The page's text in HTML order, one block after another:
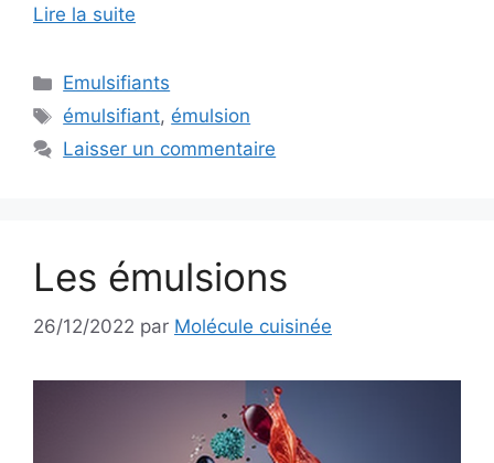
Lire la suite
Catégories
Emulsifiants
Étiquettes
émulsifiant, émulsion
Laisser un commentaire
Les émulsions
26/12/2022 par Molécule cuisinée